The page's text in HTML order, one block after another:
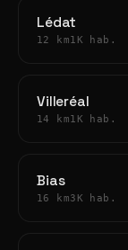
Lédat
12 km1K hab.
Villeréal
14 km1K hab.
Bias
16 km3K hab.